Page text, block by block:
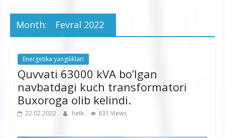
korxonasi”
Month: Fevral 2022
Energetika yangiliklari
Quvvati 63000 kVA bo’lgan
navbatdagi kuch transformatori
Buxoroga olib kelindi.
22.02.2022 hetk 831 Views